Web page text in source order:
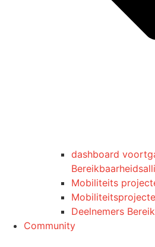
dashboard
Mobiliteits
Deelnemers
Community